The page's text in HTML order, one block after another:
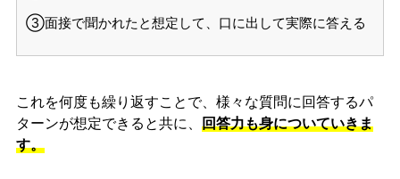
③面接で聞かれたと想定して、口に出して実際に答える
これを何度も繰り返すことで、様々な質問に回答するパ
ターンが想定できると共に、 回答力も身についていきま
す。